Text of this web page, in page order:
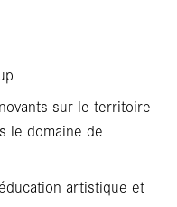
sur le territoire
le domaine de
artistique et